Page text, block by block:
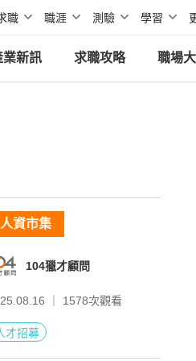
職 職涯 測驗 學習
業新訊 求職攻略 職場
人資市集
104獵才顧問
｜ 1578次觀看
才招募